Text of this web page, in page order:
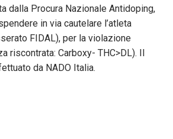
dalla Procura Nazionale Antidoping,
in via cautelare l’atleta
FIDAL), per la violazione
riscontrata: Carboxy- THC>DL). Il
da NADO Italia.